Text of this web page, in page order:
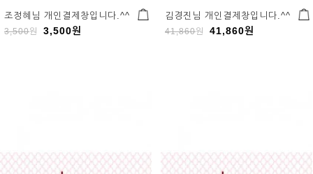
조정혜님 개인결제창입니다.^^
3,500원 3,500원
김경진님 개인결제창입니다.^^
41,860원 41,860원